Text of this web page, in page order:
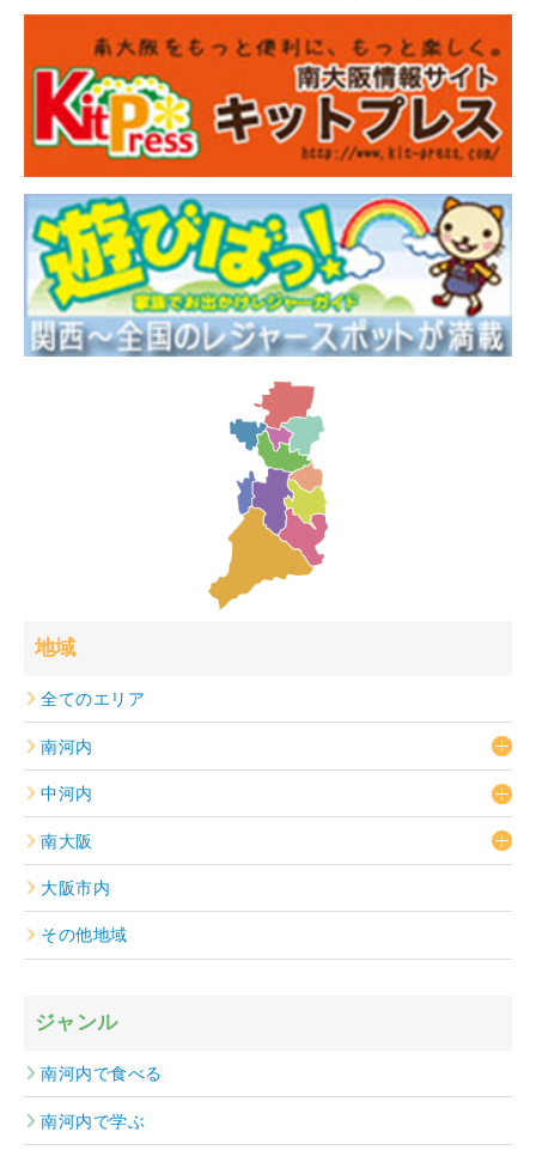
地域
全てのエリア
南河内
中河内
南大阪
大阪市内
その他地域
ジャンル
南河内で食べる
南河内で学ぶ